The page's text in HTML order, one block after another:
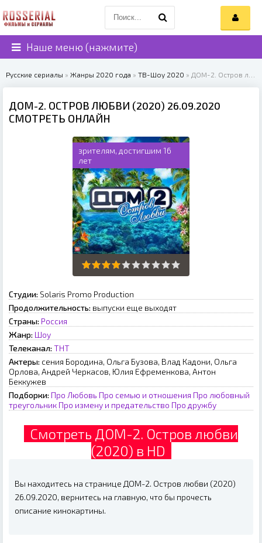
Наше меню (нажмите)
Русские сериалы » Жанры 2020 года » ТВ-Шоу 2020 » ДОМ-2. Остров любви (2020)
ДОМ-2. ОСТРОВ ЛЮБВИ (2020) 26.09.2020
СМОТРЕТЬ ОНЛАЙН
зрителям, достигшим 16
лет
Студии: Solaris Promo Production
Продолжительность: выпуски еще выходят
Страны: Россия
Жанр: Шоу
Телеканал: ТНТ
Актеры: сения Бородина, Ольга Бузова, Влад Кадони, Ольга
Орлова, Андрей Черкасов, Юлия Ефременкова, Антон
Беккужев
Подборки: Про Любовь Про семью и отношения Про любовный
треугольник Про измену и предательство Про дружбу
Смотреть ДОМ-2. Остров любви
(2020) в HD
Вы находитесь на странице ДОМ-2. Остров любви (2020)
26.09.2020, вернитесь на главную, что бы прочесть
описание кинокартины.